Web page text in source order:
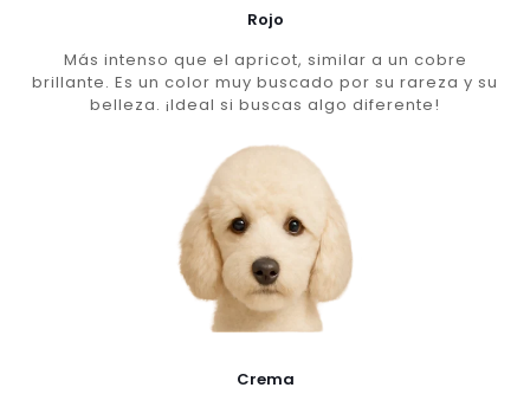
Rojo
Más intenso que el apricot, similar a un cobre
brillante. Es un color muy buscado por su rareza y su
belleza. ¡Ideal si buscas algo diferente!
Crema